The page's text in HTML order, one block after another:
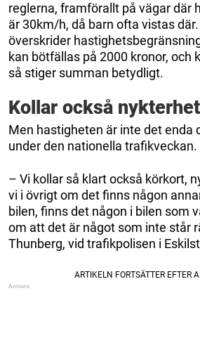
reglerna, framförallt på vägar där
är 30km/h, då barn ofta vistas
överskrider
kan bötfällas på 2000 kronor, och
så stiger summan betydligt.
Kollar också nykterhet
Men hastigheten är inte det enda
under den nationella trafikveckan.
– Vi kollar så klart också körkort,
vi i övrigt om det finns någon
bilen, finns det någon i bilen som
om att det är något som inte står
Thunberg, vid trafikpolisen i